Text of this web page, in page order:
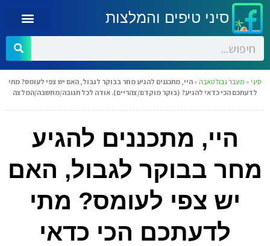
סיני טיפים והמלצות
סיני » מעבר גבול טאבה » היי, מתכננים להגיע מחר בבוקר לגבול, האם יש צפי לעומס? מתי
לדעתכם הכי כדאי להגיע? (בוקר מוקדם/צהריים). אודה לכל תגובה/מחשבה/המלצה
היי, מתכננים להגיע
מחר בבוקר לגבול, האם
יש צפי לעומס? מתי
לדעתכם הכי כדאי